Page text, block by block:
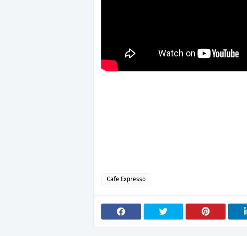
Cafe Expresso